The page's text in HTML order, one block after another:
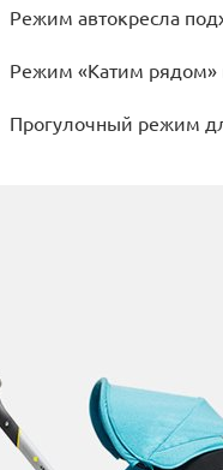
Режим автокресла
Режим «Катим рядом»
Прогулочный режим